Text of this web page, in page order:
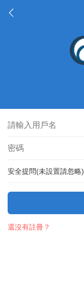
安全提問(未設置請忽略)
還沒有註冊？